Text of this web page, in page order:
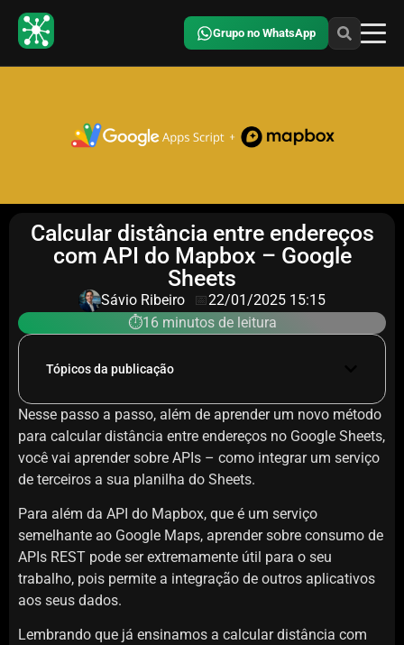
Grupo no WhatsApp
Calcular distância entre endereços
com API do Mapbox – Google
Sheets
Sávio Ribeiro 📅22/01/2025 15:15
⏱️16 minutos de leitura
Tópicos da publicação
Nesse passo a passo, além de aprender um novo método
para calcular distância entre endereços no Google Sheets,
você vai aprender sobre APIs – como integrar um serviço
de terceiros a sua planilha do Sheets.
Para além da API do Mapbox, que é um serviço
semelhante ao Google Maps, aprender sobre consumo de
APIs REST pode ser extremamente útil para o seu
trabalho, pois permite a integração de outros aplicativos
aos seus dados.
Lembrando que já ensinamos a calcular distância com